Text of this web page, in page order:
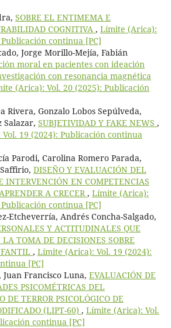
SOBRE EL ENTIMEMA E
COGNITIVA , Límite (Arica):
continua [PC]
Jorge Morillo-Mejía, Fabián
moral en pacientes con ideación
con resonancia magnética
(Arica): Vol. 20 (2025): Publicación
Rivera, Gonzalo Lobos Sepúlveda,
Salazar, SUBJETIVIDAD Y FAKE NEWS ,
19 (2024): Publicación continua
Parodi, Carolina Romero Parada,
DISEÑO Y EVALUACIÓN DEL
INTERVENCIÓN EN COMPETENCIAS
A CRECER , Límite (Arica):
continua [PC]
Etcheverría, Andrés Concha-Salgado,
Y ACTITUDINALES QUE
TOMA DE DECISIONES SOBRE
, Límite (Arica): Vol. 19 (2024):
[PC]
Francisco Luna, EVALUACIÓN DE
PSICOMÉTRICAS DEL
DE TERROR PSICOLÓGICO DE
(LIPT-60) , Límite (Arica): Vol.
continua [PC]